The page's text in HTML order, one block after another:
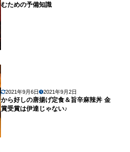
むための予備知識
2021年9月6日 2021年9月2日
から好しの唐揚げ定食＆旨辛麻辣丼 金
賞受賞は伊達じゃない♪